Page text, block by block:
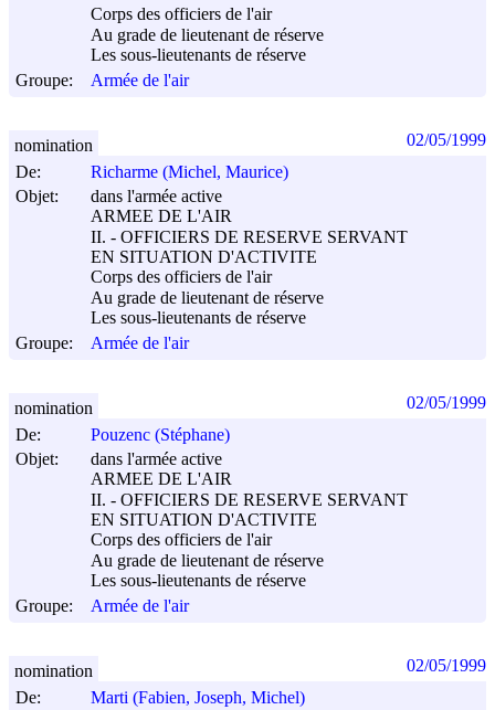
Corps des officiers de l'air
Au grade de lieutenant de réserve
Les sous-lieutenants de réserve
Groupe:
Armée de l'air
De:
Richarme (Michel, Maurice)
Objet:
dans l'armée active
ARMEE DE L'AIR
II. - OFFICIERS DE RESERVE SERVANT
EN SITUATION D'ACTIVITE
Corps des officiers de l'air
Au grade de lieutenant de réserve
Les sous-lieutenants de réserve
Groupe:
Armée de l'air
nomination 02/05/1999
De:
Pouzenc (Stéphane)
Objet:
dans l'armée active
ARMEE DE L'AIR
II. - OFFICIERS DE RESERVE SERVANT
EN SITUATION D'ACTIVITE
Corps des officiers de l'air
Au grade de lieutenant de réserve
Les sous-lieutenants de réserve
Groupe:
Armée de l'air
nomination 02/05/1999
De:
Marti (Fabien, Joseph, Michel)
nomination 02/05/1999